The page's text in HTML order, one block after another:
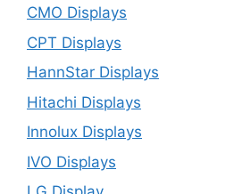
CMO Displays
CPT Displays
HannStar Displays
Hitachi Displays
Innolux Displays
IVO Displays